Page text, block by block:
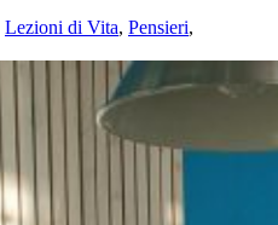
Lezioni di Vita, Pensieri,